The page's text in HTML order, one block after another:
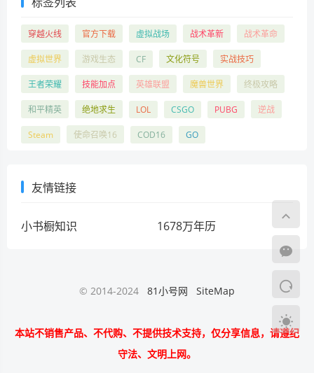
穿越火线 官方下载 虚拟战场 战术革新 战术革命
虚拟世界 游戏生态 CF 文化符号 实战技巧
王者荣耀 技能加点 英雄联盟 魔兽世界 终极攻略
和平精英 绝地求生 LOL CSGO PUBG 逆战
Steam 使命召唤16 COD16 GO
友情链接
小书橱知识 1678万年历
© 2014-2024 81小号网 SiteMap
本站不销售产品、不代购、不提供技术支持，仅分享信息，请遵纪
守法、文明上网。